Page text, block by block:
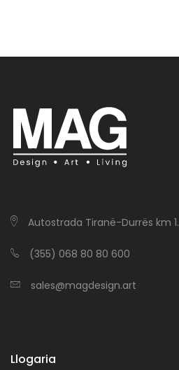
Autostrada Tiranë-Durrës km 1.
(355) 068 80 80 600
sales@magdesign.art
Llogaria